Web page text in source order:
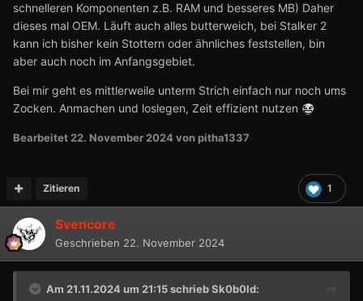
schnelleren Komponenten z.B. RAM und besseres MB) Daher
dieses mal OEM. Läuft auch alles butterweich, bei Stalker 2
kann ich bisher kein Stottern oder ähnliches feststellen, bin
aber auch noch im Anfangsgebiet.
Bei mir geht es mittlerweile unterm Strich einfach nur noch ums
Zocken. Anmachen und loslegen, Zeit effizient nutzen
Bearbeitet 22. November 2024von pitha1337
1
Zitieren
Svencore
Geschrieben 22. November 2024
Am 21.11.2024 um 21:15 schriebSk0b0ld: